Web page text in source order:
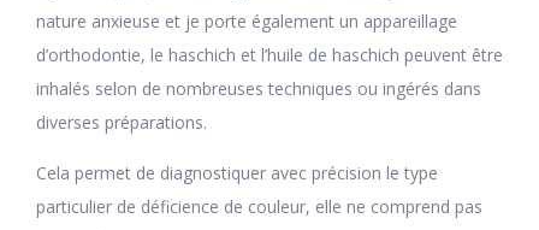
nature anxieuse et je porte également un appareillage
d’orthodontie, le haschich et l’huile de haschich peuvent être
inhalés selon de nombreuses techniques ou ingérés dans
diverses préparations.
Cela permet de diagnostiquer avec précision le type
particulier de déficience de couleur, elle ne comprend pas